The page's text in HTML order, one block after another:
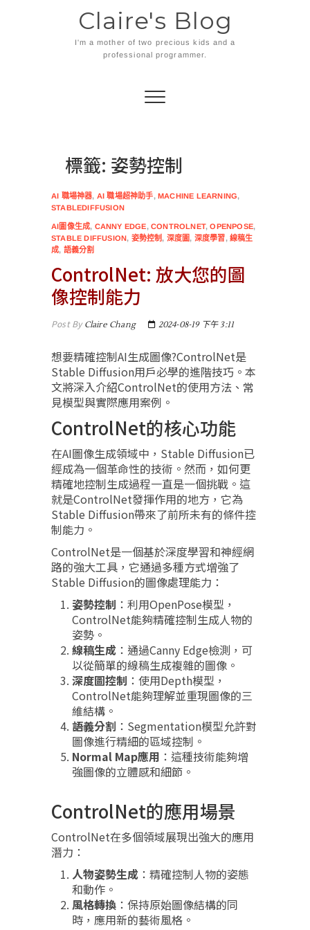
Claire's Blog
I'm a mother of two precious kids and a
professional programmer.
標籤: 姿勢控制
AI 職場神器, AI 職場超神助手,MACHINE LEARNING,
STABLEDIFFUSION
AI圖像生成, CANNY EDGE,CONTROLNET,OPENPOSE,
STABLE DIFFUSION, 姿勢控制 , 深度圖, 深度學習,線稿生
成, 語義分割
ControlNet: 放大您的圖
像控制能力
Post ByClaire Chang 2024-08-19 下午 3:11
想要精確控制AI生成圖像?ControlNet是
Stable Diffusion用戶必學的進階技巧。本
文將深入介紹ControlNet的使用方法、常
見模型與實際應用案例。
ControlNet的核心功能
在AI圖像生成領域中，Stable Diffusion已
經成為一個革命性的技術。然而，如何更
精確地控制生成過程一直是一個挑戰。這
就是ControlNet發揮作用的地方，它為
Stable Diffusion帶來了前所未有的條件控
制能力。
ControlNet是一個基於深度學習和神經網
路的強大工具，它通過多種方式增強了
Stable Diffusion的圖像處理能力：
姿勢控制 ：利用OpenPose模型，
ControlNet能夠精確控制生成人物的
姿勢。
線稿生成 ：通過Canny Edge檢測，可
以從簡單的線稿生成複雜的圖像。
深度圖控制 ：使用Depth模型，
ControlNet能夠理解並重現圖像的三
維結構。
語義分割 ：Segmentation模型允許對
圖像進行精細的區域控制。
Normal Map應用 ：這種技術能夠增
強圖像的立體感和細節。
ControlNet的應用場景
ControlNet在多個領域展現出強大的應用
潛力：
人物姿勢生成 ：精確控制人物的姿態
和動作。
風格轉換 ：保持原始圖像結構的同
時，應用新的藝術風格。